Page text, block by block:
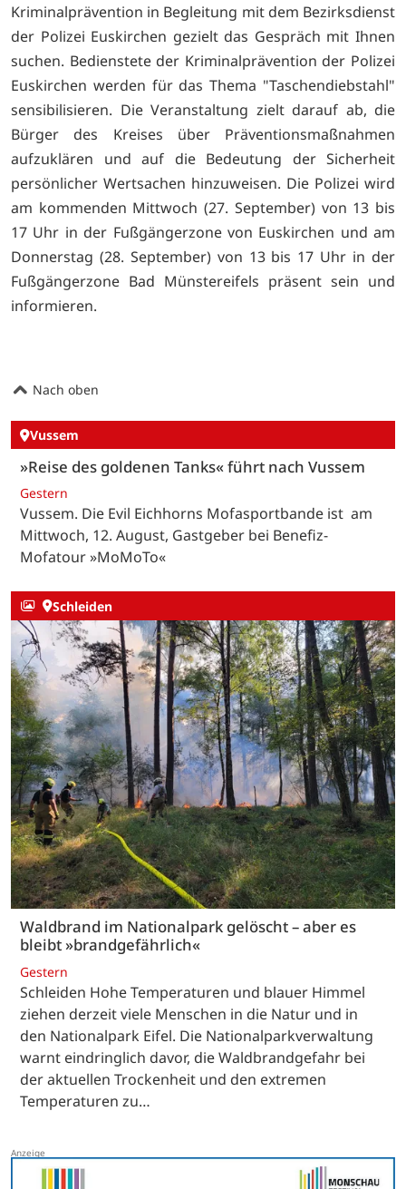
Kriminalprävention in Begleitung mit dem Bezirksdienst
der Polizei Euskirchen gezielt das Gespräch mit Ihnen
suchen. Bedienstete der Kriminalprävention der Polizei
Euskirchen werden für das Thema "Taschendiebstahl"
sensibilisieren. Die Veranstaltung zielt darauf ab, die
Bürger des Kreises über Präventionsmaßnahmen
aufzuklären und auf die Bedeutung der Sicherheit
persönlicher Wertsachen hinzuweisen. Die Polizei wird
am kommenden Mittwoch (27. September) von 13 bis
17 Uhr in der Fußgängerzone von Euskirchen und am
Donnerstag (28. September) von 13 bis 17 Uhr in der
Fußgängerzone Bad Münstereifels präsent sein und
informieren.
Nach oben
Vussem
»Reise des goldenen Tanks« führt nach Vussem
Gestern
Vussem. Die Evil Eichhorns Mofasportbande ist am
Mittwoch, 12. August, Gastgeber bei Benefiz-
Mofatour »MoMoTo«
Schleiden
Waldbrand im Nationalpark gelöscht – aber es
bleibt »brandgefährlich«
Gestern
Schleiden Hohe Temperaturen und blauer Himmel
ziehen derzeit viele Menschen in die Natur und in
den Nationalpark Eifel. Die Nationalparkverwaltung
warnt eindringlich davor, die Waldbrandgefahr bei
der aktuellen Trockenheit und den extremen
Temperaturen zu…